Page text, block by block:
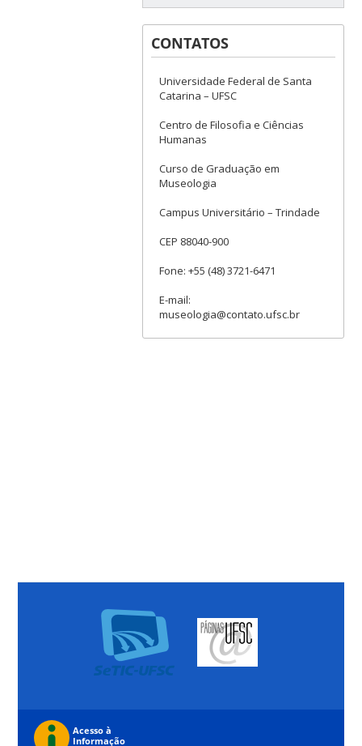
CONTATOS
Universidade Federal de Santa
Catarina – UFSC
Centro de Filosofia e Ciências
Humanas
Curso de Graduação em
Museologia
Campus Universitário – Trindade
CEP 88040-900
Fone: +55 (48) 3721-6471
E-mail:
museologia@contato.ufsc.br